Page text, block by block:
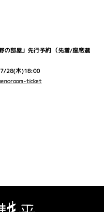
の部屋」先行予約 （先着/座席選
28(木)18:00
ticket